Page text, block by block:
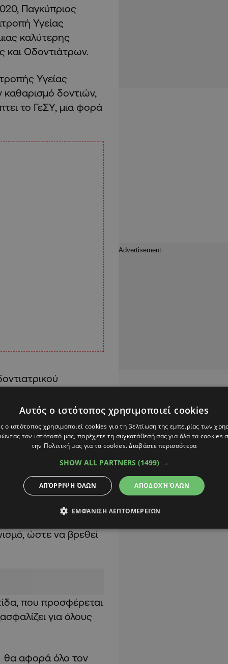
Παγκύπριος
Υγείας
καλύτερης
και Οδοντιάτρων.
Υγείας
καθαρισμό δοντιών,
το ΓεΣΥ, μια φορά
Υγείας έγινε μια
Επιτροπή
έδαφος, ούτως
συμφωνία και για
στείλει επιστολή
ώστε να βρεθεί
που προσφέρεται
για όλους
θα αφορά όλο τον
Αυτός ο ιστότοπος χρησιμοποιεί cookies
ο ιστότοπος χρησιμοποιεί cookies για τη βελτίωση της εμπειρίας των
τον ιστότοπό μας, παρέχετε τη συγκατάθεσή σας για όλα τα cookies
την Πολιτική μας για τα cookies.Διαβάστε περισσότερα
SHOW ALL PARTNERS (1499) →
ΑΠΟΔΟΧΉ ΌΛΩΝ
ΑΠΌΡΡΙΨΗ ΌΛΩΝ
ΕΜΦΆΝΙΣΗ ΛΕΠΤΟΜΕΡΕΙΏΝ